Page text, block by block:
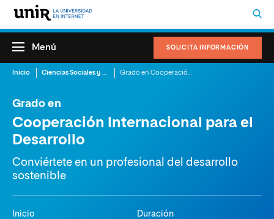
SOLICITA INFORMACIÓN
Menú
Inicio Ciencias Sociales y del Trabajo
Grado en
Cooperación Internacional para el
Desarrollo
Conviértete en un profesional del desarrollo
sostenible
Inicio
Duración